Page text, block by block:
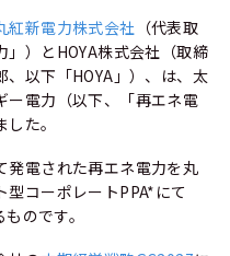
紅新電力株式会社 （代表取
）とHOYA株式会社（取締
以下「HOYA」）、は、太
ー電力（以下、「再エネ電
た。
発電された再エネ電力を丸
コーポレートPPA*にて
のです。